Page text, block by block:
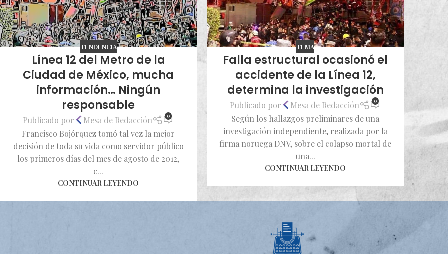
TENDENCIA
Línea 12 del Metro de la
Ciudad de México, mucha
información… Ningún
responsable
Publicado por Mesa de Redacción 0
Francisco Bojórquez tomó tal vez la mejor
decisión de toda su vida como servidor público
los primeros días del mes de agosto de 2012,
c...
CONTINUAR LEYENDO
TEMA
Falla estructural ocasionó el
accidente de la Línea 12,
determina la investigación
Publicado por Mesa de Redacción 0
Según los hallazgos preliminares de una
investigación independiente, realizada por la
firma noruega DNV, sobre el colapso mortal de
una...
CONTINUAR LEYENDO